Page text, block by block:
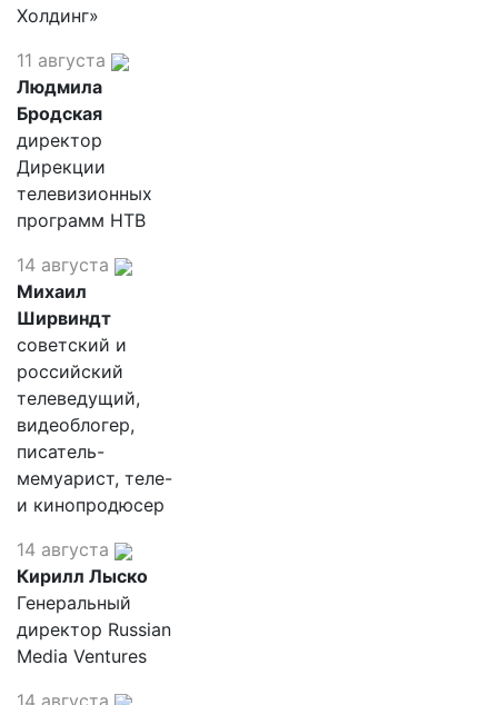
Холдинг»
11 августа
Людмила
Бродская
директор
Дирекции
телевизионных
программ НТВ
14 августа
Михаил
Ширвиндт
советский и
российский
телеведущий,
видеоблогер,
писатель-
мемуарист, теле-
и кинопродюсер
14 августа
Кирилл Лыско
Генеральный
директор Russian
Media Ventures
14 августа